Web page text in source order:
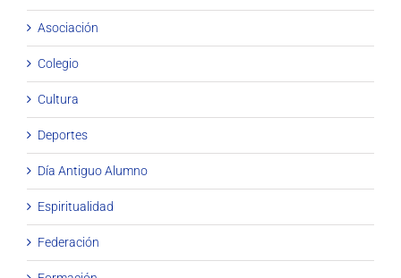
Asociación
Colegio
Cultura
Deportes
Día Antiguo Alumno
Espiritualidad
Federación